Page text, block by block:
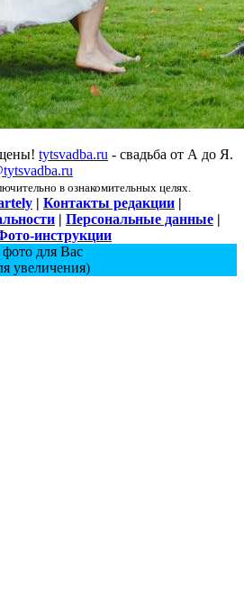
tytsvadba.ru - свадьба от А до Я.
в ознакомительных целях.
| Контакты редакции |
| Персональные данные |
инструкции
для Вас
увеличения)